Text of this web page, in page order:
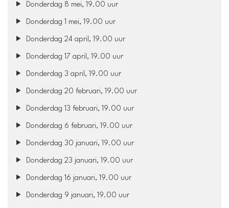
Donderdag 8 mei, 19.00 uur
Donderdag 1 mei, 19.00 uur
Donderdag 24 april, 19.00 uur
Donderdag 17 april, 19.00 uur
Donderdag 3 april, 19.00 uur
Donderdag 20 februari, 19.00 uur
Donderdag 13 februari, 19.00 uur
Donderdag 6 februari, 19.00 uur
Donderdag 30 januari, 19.00 uur
Donderdag 23 januari, 19.00 uur
Donderdag 16 januari, 19.00 uur
Donderdag 9 januari, 19.00 uur